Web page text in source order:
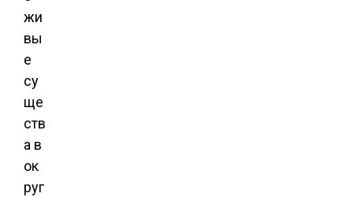
жи
вы
е
су
ще
ств
а в
ок
руг